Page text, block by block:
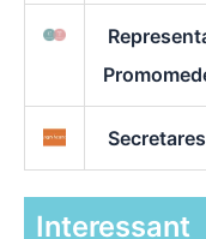
Interessant